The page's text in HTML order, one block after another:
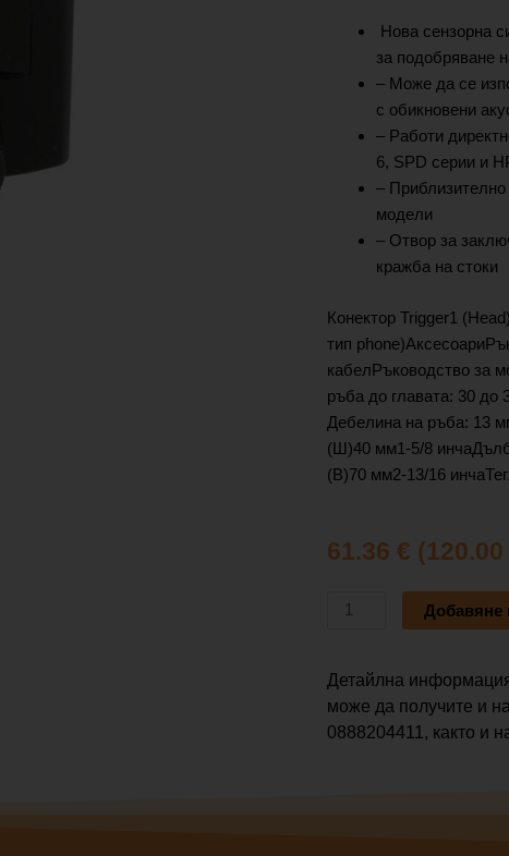
Нова сензорна
за подобряване
– Може да се
с обикновени
– Работи
6, SPD серии и
–
модели
– Отвор за
кражба на стоки
Конектор Trigger1
тип
кабелРъководство за
ръба до главата: 30 до
Дебелина на ръба: 13
(Ш)40 мм1-5/8
(В)70 мм2-13/16
61.36 €
количество
RT-
10K
TRIGGER
Добавяне
Детайлна
може да получите и
0888204411, както и